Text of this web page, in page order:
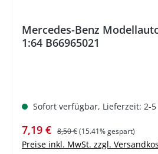
Mercedes-Benz
1:64 B66965021
Sofort verfügbar, Lieferzeit: 2-5
Verkaufspreis:
7,19 € Regulärer Preis:
8,50 €(15.41% gespart)
Preise inkl. MwSt. zzgl.